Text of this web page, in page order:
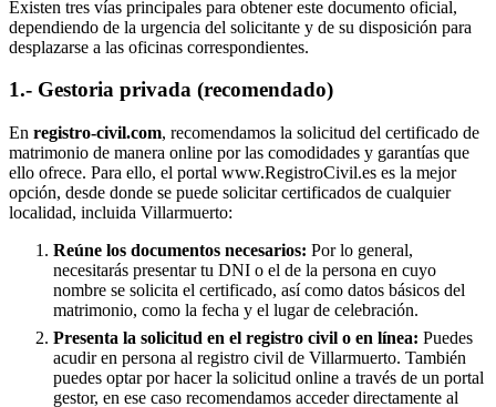
Existen tres vías principales para obtener este documento oficial,
dependiendo de la urgencia del solicitante y de su disposición para
desplazarse a las oficinas correspondientes.
1.- Gestoria privada (recomendado)
En registro-civil.com, recomendamos la solicitud del certificado de
matrimonio de manera online por las comodidades y garantías que
ello ofrece. Para ello, el portal www.RegistroCivil.es es la mejor
opción, desde donde se puede solicitar certificados de cualquier
localidad, incluida Villarmuerto:
Reúne los documentos necesarios: Por lo general,
necesitarás presentar tu DNI o el de la persona en cuyo
nombre se solicita el certificado, así como datos básicos del
matrimonio, como la fecha y el lugar de celebración.
Presenta la solicitud en el registro civil o en línea: Puedes
acudir en persona al registro civil de Villarmuerto. También
puedes optar por hacer la solicitud online a través de un portal
gestor, en ese caso recomendamos acceder directamente al